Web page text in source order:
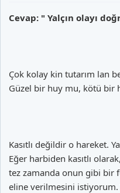
Cevap: " Yalçın olayı
Çok kolay kin tutarım lan
Güzel bir huy mu, kötü bir
Kasıtlı değildir o hareket.
Eğer harbiden kasıtlı
tez zamanda onun gibi bir
eline verilmesini